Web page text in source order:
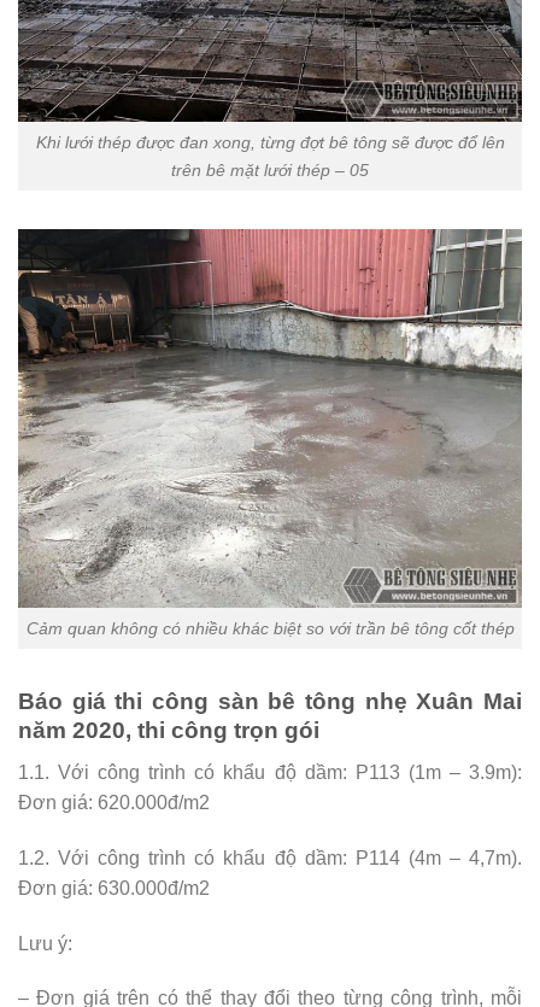
Khi lưới thép được đan xong, từng đợt bê tông sẽ được đổ lên
trên bê mặt lưới thép – 05
Cảm quan không có nhiều khác biệt so với trần bê tông cốt thép
Báo giá thi công sàn bê tông nhẹ Xuân Mai
năm 2020, thi công trọn gói
1.1. Với công trình có khẩu độ dầm: P113 (1m – 3.9m):
Đơn giá: 620.000đ/m2
1.2. Với công trình có khẩu độ dầm: P114 (4m – 4,7m).
Đơn giá: 630.000đ/m2
Lưu ý:
– Đơn giá trên có thể thay đổi theo từng công trình, mỗi